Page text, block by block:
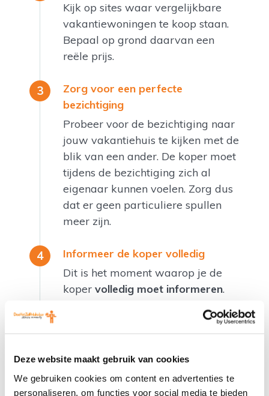
Deze website maakt gebruik van cookies
We gebruiken cookies om content en advertenties te
personaliseren, om functies voor social media te bieden
Kijk op sites waar vergelijkbare
vakantiewoningen te koop staan.
Bepaal op grond daarvan een
reële prijs.
Zorg voor een perfecte
bezichtiging
Probeer voor de bezichtiging naar
jouw vakantiehuis te kijken met de
blik van een ander. De koper moet
tijdens de bezichtiging zich al
eigenaar kunnen voelen. Zorg dus
dat er geen particuliere spullen
meer zijn.
Informeer de koper volledig
Dit is het moment waarop je de
koper volledig moet informeren.
achteraf niet tegen je gebruikt
worden. Dus als er iets niet 100%
in orde is en je vertelt het nu, kan
hij het niet wist. Verzwijg je echter